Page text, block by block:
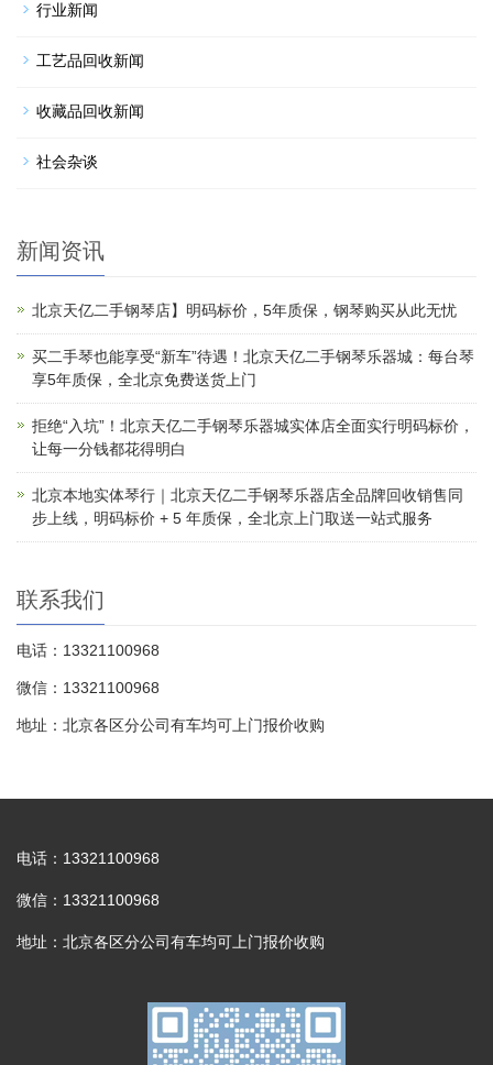
行业新闻
工艺品回收新闻
收藏品回收新闻
社会杂谈
新闻资讯
北京天亿二手钢琴店】明码标价，5年质保，钢琴购买从此无忧
买二手琴也能享受“新车”待遇！北京天亿二手钢琴乐器城：每台琴
享5年质保，全北京免费送货上门
拒绝“入坑”！北京天亿二手钢琴乐器城实体店全面实行明码标价，
让每一分钱都花得明白
北京本地实体琴行｜北京天亿二手钢琴乐器店全品牌回收销售同
步上线，明码标价 + 5 年质保，全北京上门取送一站式服务
联系我们
电话：13321100968
微信：13321100968
地址：北京各区分公司有车均可上门报价收购
电话：13321100968
微信：13321100968
地址：北京各区分公司有车均可上门报价收购